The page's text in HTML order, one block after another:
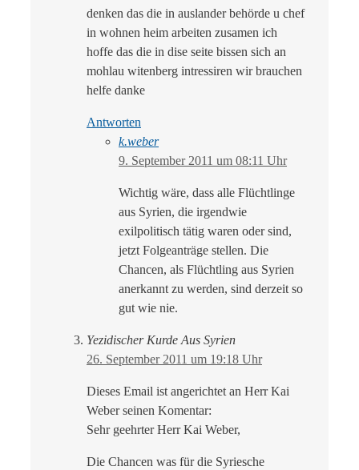
denken das die in auslander behörde u chef
in wohnen heim arbeiten zusamen ich
hoffe das die in dise seite bissen sich an
mohlau witenberg intressiren wir brauchen
helfe danke
Antworten
k.weber
9. September 2011 um 08:11 Uhr
Wichtig wäre, dass alle Flüchtlinge
aus Syrien, die irgendwie
exilpolitisch tätig waren oder sind,
jetzt Folgeanträge stellen. Die
Chancen, als Flüchtling aus Syrien
anerkannt zu werden, sind derzeit so
gut wie nie.
Yezidischer Kurde Aus Syrien
26. September 2011 um 19:18 Uhr
Dieses Email ist angerichtet an Herr Kai
Weber seinen Komentar:
Sehr geehrter Herr Kai Weber,
Die Chancen was für die Syriesche